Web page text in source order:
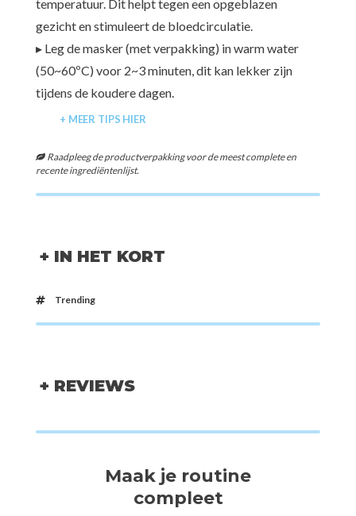
temperatuur. Dit helpt tegen een opgeblazen
gezicht en stimuleert de bloedcirculatie.
▸ Leg de masker (met verpakking) in warm water
(50~60ºC) voor 2~3 minuten, dit kan lekker zijn
tijdens de koudere dagen.
+ MEER TIPS HIER
Raadpleeg de productverpakking voor de meest complete en
recente ingrediëntenlijst.
+ IN HET KORT
Trending
+ REVIEWS
Maak je routine
compleet